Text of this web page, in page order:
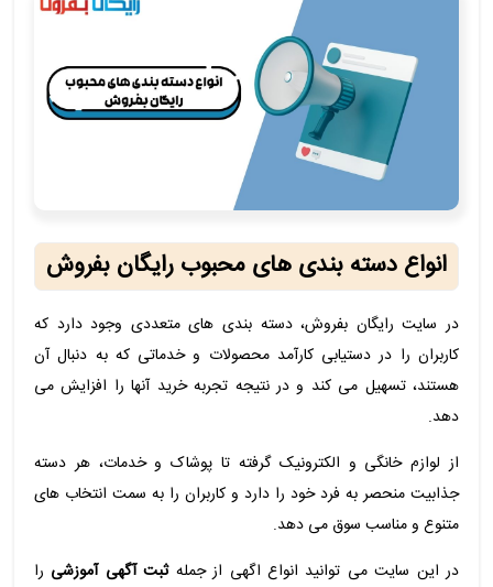
انواع دسته بندی های محبوب رایگان بفروش
در سایت رایگان بفروش، دسته بندی های متعددی وجود دارد که
کاربران را در دستیابی کارآمد محصولات و خدماتی که به دنبال آن
هستند، تسهیل می کند و در نتیجه تجربه خرید آنها را افزایش می
دهد.
از لوازم خانگی و الکترونیک گرفته تا پوشاک و خدمات، هر دسته
جذابیت منحصر به فرد خود را دارد و کاربران را به سمت انتخاب های
متنوع و مناسب سوق می دهد.
در این سایت می توانید انواع اگهی از جملهثبت آگهی آموزشی را